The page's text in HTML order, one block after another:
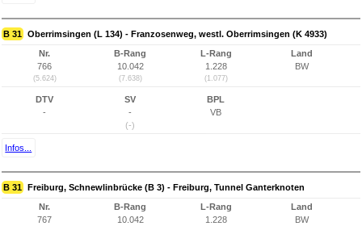
B 31 Oberrimsingen (L 134) - Franzosenweg, westl. Oberrimsingen (K 4933)
Nr.
766
(5.624)
B-Rang
10.042
(7.638)
L-Rang
1.228
(1.077)
Land
BW
DTV
-
SV
-
(-)
BPL
VB
Infos...
B 31 Freiburg, Schnewlinbrücke (B 3) - Freiburg, Tunnel Ganterknoten
Nr.
767
B-Rang
10.042
L-Rang
1.228
Land
BW